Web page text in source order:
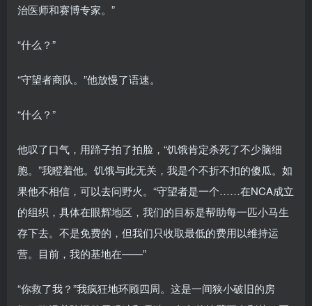
治医师和赛博专家。”
“什么？”
“守望者商队。”他放慢了语速。
“什么？”
他叹了口气，用蹄子拍了拍脸，“饥饿肯定杀死了不少脑细
胞。”我瞪着他。饥饿与此无关，我是个不折不扣的傻瓜。如
果他不相信，可以去问野火。“守望者是一个……在NCA成立
的组织，具体在眼辉地区，我们的目标是帮助每一匹小马生
存下去。不是免费的，但我们只收取最低的费用以维持运
营。目前，我的基地在——”
“你救了我？”我疯狂地环顾四周。这是一间狭小破旧的房